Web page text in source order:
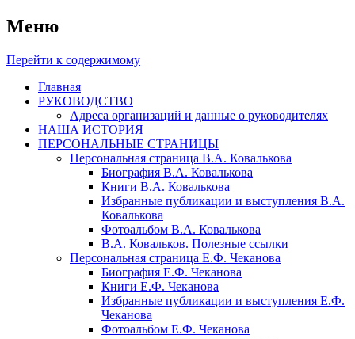
Меню
Перейти к содержимому
Главная
РУКОВОДСТВО
Адреса организаций и данные о руководителях
НАША ИСТОРИЯ
ПЕРСОНАЛЬНЫЕ СТРАНИЦЫ
Персональная страница В.А. Ковалькова
Биография В.А. Ковалькова
Книги В.А. Ковалькова
Избранные публикации и выступления В.А.
Ковалькова
Фотоальбом В.А. Ковалькова
В.А. Ковальков. Полезные ссылки
Персональная страница Е.Ф. Чеканова
Биография Е.Ф. Чеканова
Книги Е.Ф. Чеканова
Избранные публикации и выступления Е.Ф.
Чеканова
Фотоальбом Е.Ф. Чеканова